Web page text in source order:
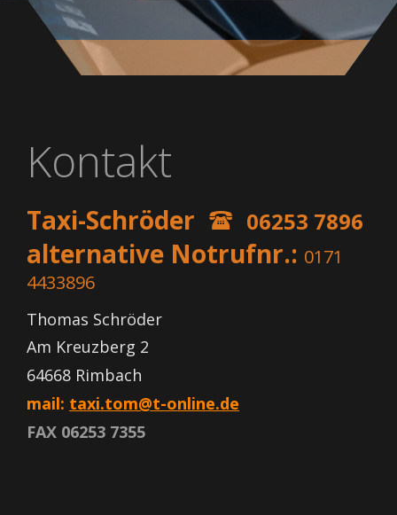
Kontakt
Taxi-Schröder ( 06253 7896
alternative Notrufnr.: 0171
4433896
Thomas Schröder
Am Kreuzberg 2
64668 Rimbach
mail: taxi.tom@t-online.de
FAX 06253 7355